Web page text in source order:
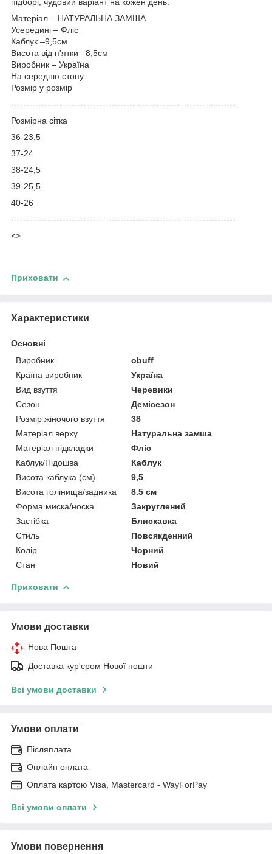
підборі, чудовий варіант на кожен день.
Матеріал – НАТУРАЛЬНА ЗАМША
Усередині – Фліс
Каблук –9,5см
Висота від п'ятки –8,5см
Виробник – Україна
На середню стопу
Розмір у розмір
--------------------------------------------------------------------------
Розмірна сітка
36-23,5
37-24
38-24,5
39-25,5
40-26
--------------------------------------------------------------------------
<>
Приховати
Характеристики
Основні
Виробник
obuff
Країна виробник
Україна
Вид взуття
Черевики
Сезон
Демісезон
Розмір жіночого взуття
38
Матеріал верху
Натуральна замша
Матеріал підкладки
Фліс
Каблук/Підошва
Каблук
Висота каблука (см)
9,5
Висота голінища/задника
8.5 см
Форма миска/носка
Закруглений
Застібка
Блискавка
Стиль
Повсякденний
Колір
Чорний
Стан
Новий
Приховати
Умови доставки
Нова Пошта
Доставка кур'єром Нової пошти
Всі умови доставки
Умови оплати
Післяплата
Онлайн оплата
Оплата картою Visa, Mastercard - WayForPay
Всі умови оплати
Умови повернення